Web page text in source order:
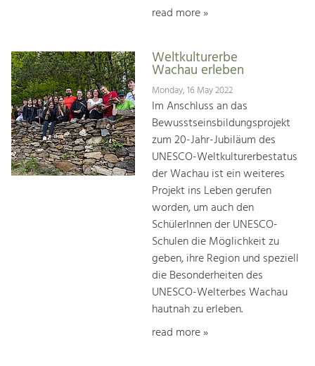
read more »
Weltkulturerbe
Wachau erleben
Monday, 16 May 2022
Im Anschluss an das
Bewusstseinsbildungsprojekt
zum 20-Jahr-Jubiläum des
UNESCO-Weltkulturerbestatus
der Wachau ist ein weiteres
Projekt ins Leben gerufen
worden, um auch den
SchülerInnen der UNESCO-
Schulen die Möglichkeit zu
geben, ihre Region und speziell
die Besonderheiten des
UNESCO-Welterbes Wachau
hautnah zu erleben.
read more »